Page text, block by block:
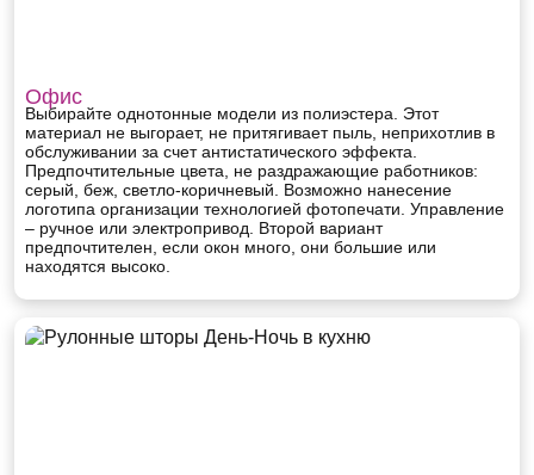
Офис
Выбирайте однотонные модели из полиэстера. Этот
материал не выгорает, не притягивает пыль, неприхотлив в
обслуживании за счет антистатического эффекта.
Предпочтительные цвета, не раздражающие работников:
серый, беж, светло-коричневый. Возможно нанесение
логотипа организации технологией фотопечати. Управление
– ручное или электропривод. Второй вариант
предпочтителен, если окон много, они большие или
находятся высоко.